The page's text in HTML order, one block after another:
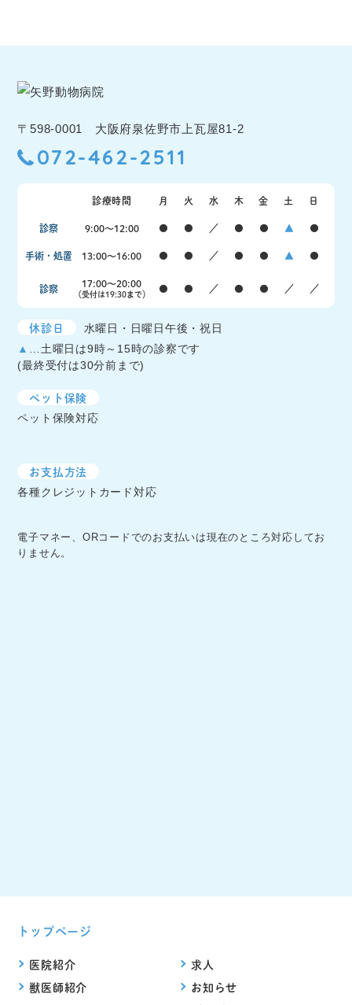
〒598-0001 大阪府泉佐野市上瓦屋81-2
072-462-2511
診療時間 月 火 水 木 金 土 日
診察 9:00〜12:00 ● ● ／ ● ● ▲ ●
手術・処置 13:00〜16:00 ● ● ／ ● ● ▲ ●
診察 17:00〜20:00
（受付は19:30まで） ● ● ／ ● ● ／ ／
休診日
水曜日・日曜日午後・祝日
▲
…土曜日は9時～15時の診察です
(最終受付は30分前まで)
ペット保険
ペット保険対応
お支払方法
各種クレジットカード対応
電子マネー、ORコードでのお支払いは現在のところ対応してお
りません。
トップページ
医院紹介
獣医師紹介
求人
お知らせ